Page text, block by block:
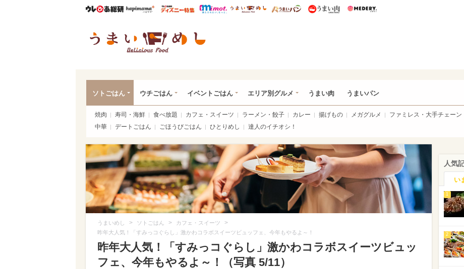
ウレぴあ総研ハピママ* ウレぴあ総研 ディズニー特集
mimot. うまいめし うまいパン うまい肉
ソトごはん ウチごはん イベントごはん エリア別グルメ うまい肉 うまいパン
焼肉 寿司・海鮮 食べ放題 カフェ・スイーツ ラーメン・餃子 カレー 揚げもの メガグルメ ファミレス・大手チェーン
中華
デートごはん ごほうびごはん ひとりめし 達人のイチオシ！
うまいめし > ソトごはん > カフェ・スイーツ >
昨年大人気！「すみっコぐらし」激かわコラボスイーツビュッフェ、今年もやるよ～！
昨年大人気！「すみっコぐらし」激かわコラボスイーツビュッ
フェ、今年もやるよ～！（写真 5/11）
人気
い
1
2